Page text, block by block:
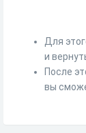
Для
и
После
вы